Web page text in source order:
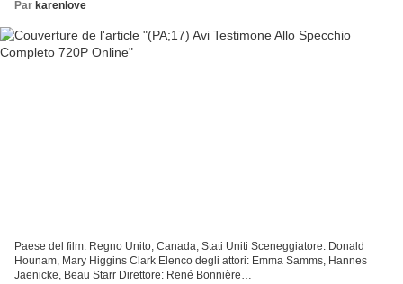
Par karenlove
Paese del film: Regno Unito, Canada, Stati Uniti Sceneggiatore: Donald
Hounam, Mary Higgins Clark Elenco degli attori: Emma Samms, Hannes
Jaenicke, Beau Starr Direttore: René Bonnière